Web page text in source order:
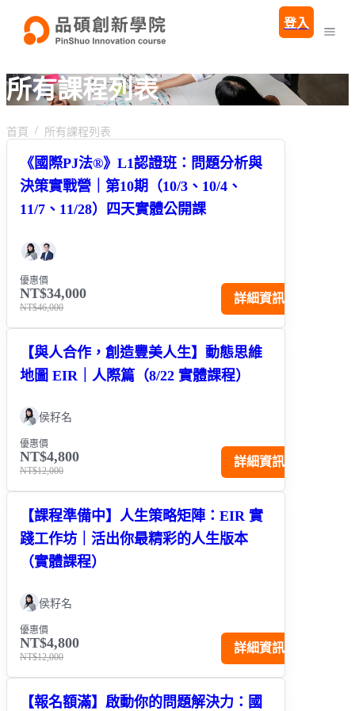
登入
所有課程列表
首頁 所有課程列表
《國際PJ法®》L1認證班：問題分析與
決策實戰營｜第10期（10/3、10/4、
11/7、11/28）四天實體公開課
優惠價
NT$34,000
NT$46,000
詳細資訊
【與人合作，創造豐美人生】動態思維
地圖 EIR｜人際篇（8/22 實體課程）
侯籽名
優惠價
NT$4,800
NT$12,000
詳細資訊
【課程準備中】人生策略矩陣：EIR 實
踐工作坊｜活出你最精彩的人生版本
（實體課程）
侯籽名
優惠價
NT$4,800
NT$12,000
詳細資訊
【報名額滿】啟動你的問題解決力：國